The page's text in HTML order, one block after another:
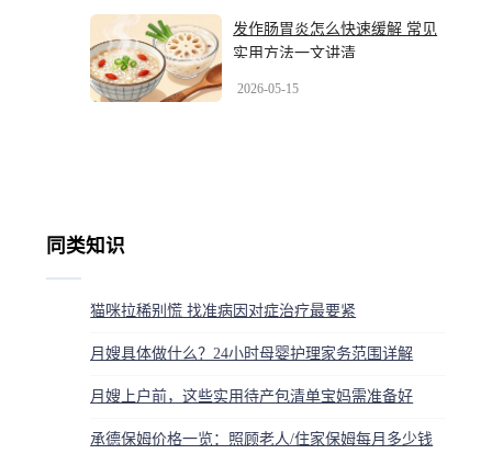
发作肠胃炎怎么快速缓解 常见
实用方法一文讲清
2026-05-15
同类知识
猫咪拉稀别慌 找准病因对症治疗最要紧
月嫂具体做什么？24小时母婴护理家务范围详解
月嫂上户前，这些实用待产包清单宝妈需准备好
承德保姆价格一览：照顾老人/住家保姆每月多少钱